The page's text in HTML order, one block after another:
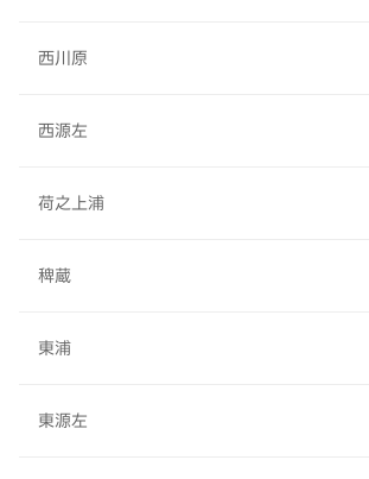
西川原
西源左
荷之上浦
稗蔵
東浦
東源左